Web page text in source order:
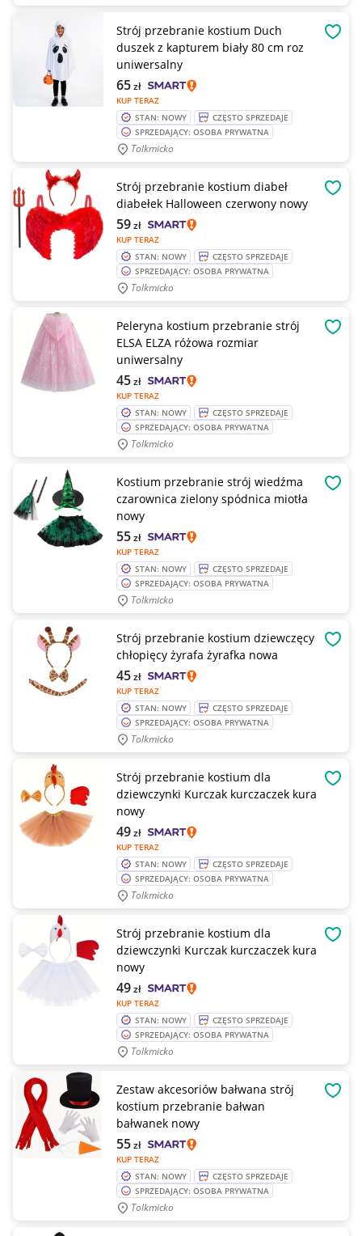
Strój przebranie kostium Duch
duszek z kapturem biały 80 cm roz
uniwersalny
KUP TERAZ
65zł
STAN: NOWY
CZĘSTO SPRZEDAJE
SPRZEDAJĄCY: OSOBA PRYWATNA
Tolkmicko
Strój przebranie kostium diabeł
diabełek Halloween czerwony nowy
KUP TERAZ
59zł
STAN: NOWY
CZĘSTO SPRZEDAJE
SPRZEDAJĄCY: OSOBA PRYWATNA
Tolkmicko
Peleryna kostium przebranie strój
ELSA ELZA różowa rozmiar
uniwersalny
KUP TERAZ
45zł
STAN: NOWY
CZĘSTO SPRZEDAJE
SPRZEDAJĄCY: OSOBA PRYWATNA
Tolkmicko
Kostium przebranie strój wiedźma
czarownica zielony spódnica miotła
nowy
KUP TERAZ
55zł
STAN: NOWY
CZĘSTO SPRZEDAJE
SPRZEDAJĄCY: OSOBA PRYWATNA
Tolkmicko
Strój przebranie kostium dziewczęcy
chłopięcy żyrafa żyrafka nowa
KUP TERAZ
45zł
STAN: NOWY
CZĘSTO SPRZEDAJE
SPRZEDAJĄCY: OSOBA PRYWATNA
Tolkmicko
Strój przebranie kostium dla
dziewczynki Kurczak kurczaczek kura
nowy
KUP TERAZ
49zł
STAN: NOWY
CZĘSTO SPRZEDAJE
SPRZEDAJĄCY: OSOBA PRYWATNA
Tolkmicko
Strój przebranie kostium dla
dziewczynki Kurczak kurczaczek kura
nowy
KUP TERAZ
49zł
STAN: NOWY
CZĘSTO SPRZEDAJE
SPRZEDAJĄCY: OSOBA PRYWATNA
Tolkmicko
Zestaw akcesoriów bałwana strój
kostium przebranie bałwan
bałwanek nowy
KUP TERAZ
55zł
STAN: NOWY
CZĘSTO SPRZEDAJE
SPRZEDAJĄCY: OSOBA PRYWATNA
Tolkmicko